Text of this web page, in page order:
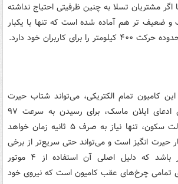
اگر مشتریان تسلا به چنین ظرفیتی احتیاج نداشته
ضعیف تر هم آماده شده است که تنها با یکبار
برای کاربران خود دارد.
کامیون تمام الکتریکی، می‌تواند شتاب حیرت
انگیز آن باشد که طبق ادعای ایلان ماسک، برای رسیدن به سرعت ۹۷
کیلومتر بر ساعت از حالت سکون، تنها نیاز به صرف ۵ ثانیه زمان خواهد
حیرت انگیز است و می‌تواند حتی سریع‌تر از برخی
خودروهای اسپرت بازار باشد که دلیل اصلی آن استفاده از ۴ موتور
تمامی چرخ‌های عقب کامیون است که نیروی خود